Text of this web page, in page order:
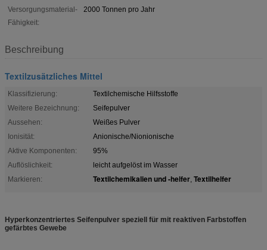
Versorgungsmaterial-
Fähigkeit:
2000 Tonnen pro Jahr
Beschreibung
Textilzusätzliches Mittel
Klassifizierung:
Textilchemische Hilfsstoffe
Weitere Bezeichnung:
Seifepulver
Aussehen:
Weißes Pulver
Ionisität:
Anionische/Nionionische
Aktive Komponenten:
95%
Auflöslichkeit:
leicht aufgelöst im Wasser
Markieren:
Textilchemikalien und -helfer, Textilhelfer
Hyperkonzentriertes Seifenpulver speziell für mit reaktiven Farbstoffen
gefärbtes Gewebe